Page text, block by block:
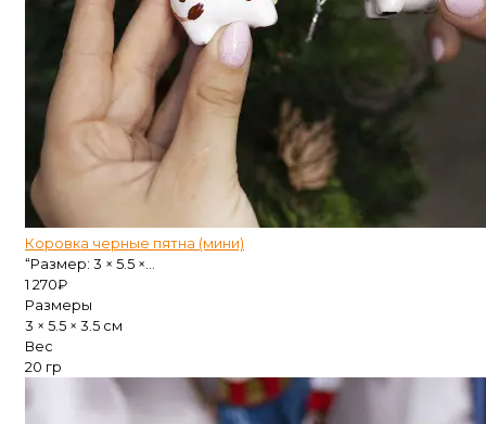
Коровка черные пятна (мини)
“Размер: 3 × 5.5 ×...
1 270₽
Размеры
3 × 5.5 × 3.5 см
Вес
20 гр